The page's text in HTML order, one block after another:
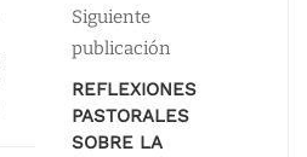
Siguiente
publicación
REFLEXIONES
PASTORALES
SOBRE LA